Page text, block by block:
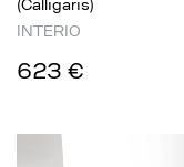
(Calligaris)
INTERIO
623 €